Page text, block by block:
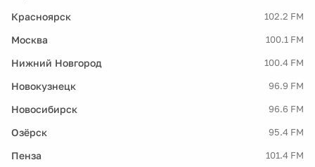
Красноярск 102.2 FM
Москва 100.1 FM
Нижний Новгород 100.4 FM
Новокузнецк 96.9 FM
Новосибирск 96.6 FM
Озёрск 95.4 FM
Пенза 101.4 FM